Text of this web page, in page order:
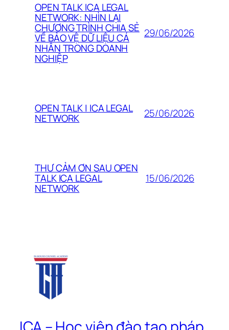
OPEN TALK ICA LEGAL
NETWORK: NHÌN LẠI
CHƯƠNG TRÌNH CHIA SẺ
VỀ BẢO VỆ DỮ LIỆU CÁ
NHÂN TRONG DOANH
NGHIỆP
29/06/2026
OPEN TALK | ICA LEGAL
NETWORK 25/06/2026
THƯ CẢM ƠN SAU OPEN
TALK ICA LEGAL
NETWORK
15/06/2026